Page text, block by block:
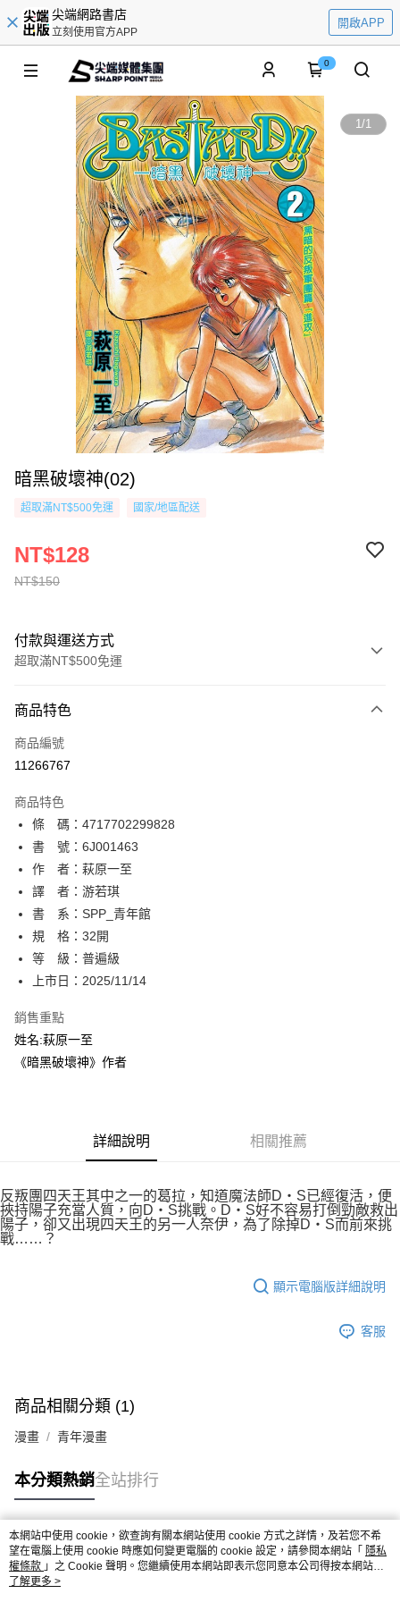
尖端網路書店
立刻使用官方APP
開啟APP
0
1/1
暗黑破壞神(02)
超取滿NT$500免運 國家/地區配送
NT$150
NT$128
付款與運送方式
超取滿NT$500免運
信用卡一次付款
超商取貨付款
相關說明
【關於「AFTEE先享後付」】
AFTEE先享後付是「在收到商品之後才付款」的支付方式。 讓您購物簡單
便利好安心！
１．簡單：不需註冊會員、不需綁卡、不需儲值。
２．便利：只要手機號碼，簡訊認證，即可結帳。
３．安心：先確認商品／服務後，再付款。
【「AFTEE先享後付」結帳流程】
１．於結帳方式選擇「AFTEE先享後付」後，將跳轉至「AFTEE先享後付」
結帳頁面，進行簡訊認證並確認金額後，即可完成結帳。
２．訂單成立數日內，您將收到繳費通知簡訊。
ATM／網路銀行／等多元方式進行付款，方視為交易完成。
※ 請注意：結帳手續完成當下不需立刻繳費，但若您需要取消訂單，請聯絡
購買商品的店家。未經商家同意取消之訂單仍視為有效，需透過AFTEE先享
後付繳納相關費用。
權轉讓予恩沛科技股份有限公司。
２．關於個人資料處理事宜，請瀏覽以下網址：
https://aftee.tw/terms/#terms3
３．未成年的使用者請事先徵得法定代理人或監護人之同意方可使用
４．使用「AFTEE先享後付」時，將依據個別帳號之用戶狀況，依本公司即
ATM付款
運送方式
全家取貨付款
每筆NT$80，滿NT$500(含以上)免運費
付款後全家取貨
每筆NT$80，滿NT$500(含以上)免運費
付款後7-11取貨
每筆NT$80，滿NT$500(含以上)免運費
商品特色
商品編號
11266767
商品特色
條 碼：4717702299828
書 號：6J001463
作 者：萩原一至
譯 者：游若琪
書 系：SPP_青年館
規 格：32開
等 級：普遍級
上市日：2025/11/14
銷售重點
姓名:萩原一至
《暗黑破壞神》作者
詳細說明 相關推薦
反叛團四天王其中之一的葛拉，知道魔法師D‧S已經復活，便
挾持陽子充當人質，向D‧S挑戰。D‧S好不容易打倒勁敵救出
陽子，卻又出現四天王的另一人奈伊，為了除掉D‧S而前來挑
戰……？
顯示電腦版詳細說明
客服
商品相關分類 (1)
漫畫 青年漫畫
本分類熱銷全站排行
熱門標籤
本網站中使用 cookie，欲查詢有關本網站使用 cookie 方式之詳情，及若您不希
望在電腦上使用 cookie 時應如何變更電腦的 cookie 設定，請參閱本網站「 隱私
權條款 」之 Cookie 聲明。您繼續使用本網站即表示您同意本公司得按本網站使
用條款之 Cookie 聲明使用 cookie。
了解更多 >